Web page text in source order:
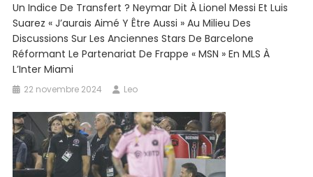
Un Indice De Transfert ? Neymar Dit À Lionel Messi Et Luis
Suarez « J’aurais Aimé Y Être Aussi » Au Milieu Des
Discussions Sur Les Anciennes Stars De Barcelone
Réformant Le Partenariat De Frappe « MSN » En MLS À
L’Inter Miami
22 novembre 2024 Leo